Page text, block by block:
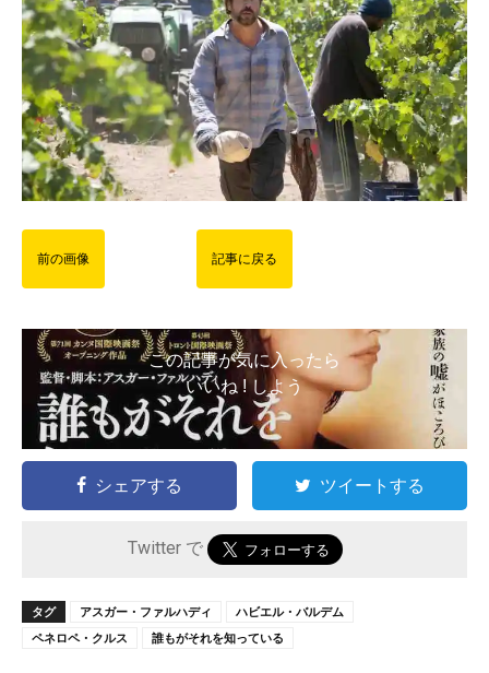
前の画像 記事に戻る
この記事が気に入ったら
いいね ! しよう
シェアする ツイートする
Twitter で
タグ アスガー・ファルハディ
ハビエル・バルデム
ペネロペ・クルス
誰もがそれを知っている